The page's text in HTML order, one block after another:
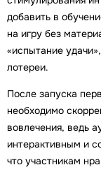
добавить в
на игру без
«испытание
лотереи.
После запуска
необходимо
вовлечения, ведь
интерактивным и
что участникам